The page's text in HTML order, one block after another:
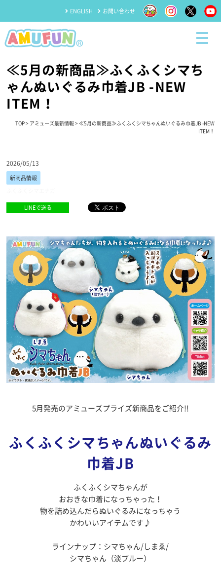
ENGLISH お問い合わせ
≪5月の新商品≫ふくふくシマち
ゃんぬいぐるみ巾着JB -NEW
ITEM！
TOP> アミューズ最新情報> ≪5月の新商品≫ふくふくシマちゃんぬいぐるみ巾着JB -NEW
ITEM！
2026/05/13
新商品情報
LINEで送る
5月発売のアミューズプライズ新商品をご紹介!!
ふくふくシマちゃんぬいぐるみ
巾着JB
ふくふくシマちゃんが
おおきな巾着になっちゃった！
物を詰め込んだらぬいぐるみになっちゃう
かわいいアイテムです♪
ラインナップ：シマちゃん/しまゑ/
シマちゃん（淡ブルー）